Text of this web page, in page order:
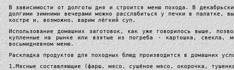
В зависимости от долготы дня и строится меню похода. В
долгими зимними вечерами можно расслабиться у печки в
костре и, возможно, варим лёгкий суп.
Использование домашних заготовок, как уже говорилось выше,
купленные на рынке или взятые из погреба - картошка,
восьмидневном меню.
Раскладка продуктов для походных блюд производится в домашних
1.Мясные составляющие (фарш, мясо, сушёное мясо, окорочка,